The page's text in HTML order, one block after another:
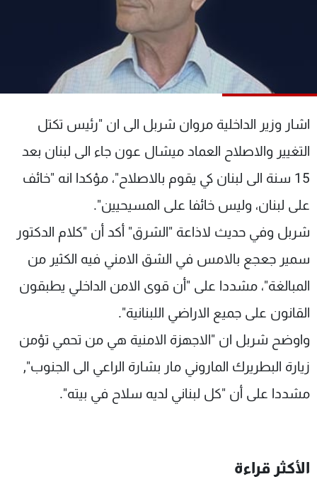
اشار وزير الداخلية مروان شربل الى ان "رئيس تكتل
التغيير والاصلاح العماد ميشال عون جاء الى لبنان بعد
15 سنة الى لبنان كي يقوم بالاصلاح"، مؤكدا انه "خائف
على لبنان، وليس خائفا على المسيحيين".
شربل وفي حديث لاذاعة "الشرق" أكد أن "كلام الدكتور
سمير جعجع بالامس في الشق الامني فيه الكثير من
المبالغة"، مشددا على "أن قوى الامن الداخلي يطبقون
القانون على جميع الاراضي اللبنانية".
واوضح شربل ان "الاجهزة الامنية هي من تحمي تؤمن
زيارة البطريرك الماروني مار بشارة الراعي الى الجنوب",
مشددا على أن "كل لبناني لديه سلاح في بيته".
الأكثر قراءة
جدول البرامج
الترددات
الإنـتـاج
لاعلاناتكم
تواصل معنا
شروط الإسـتخدام
سياسة الخصوصية